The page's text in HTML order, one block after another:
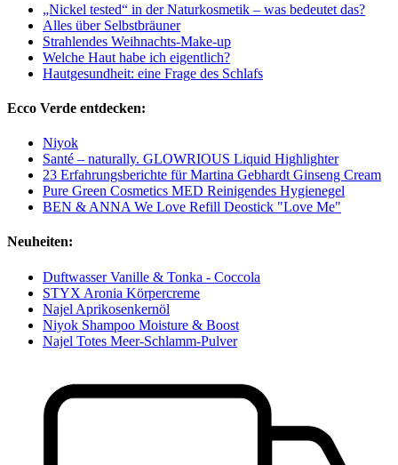
„Nickel tested“ in der Naturkosmetik – was bedeutet das?
Alles über Selbstbräuner
Strahlendes Weihnachts-Make-up
Welche Haut habe ich eigentlich?
Hautgesundheit: eine Frage des Schlafs
Ecco Verde entdecken:
Niyok
Santé – naturally. GLOWRIOUS Liquid Highlighter
23 Erfahrungsberichte für Martina Gebhardt Ginseng Cream
Pure Green Cosmetics MED Reinigendes Hygienegel
BEN & ANNA We Love Refill Deostick "Love Me"
Neuheiten:
Duftwasser Vanille & Tonka - Coccola
STYX Aronia Körpercreme
Najel Aprikosenkernöl
Niyok Shampoo Moisture & Boost
Najel Totes Meer-Schlamm-Pulver